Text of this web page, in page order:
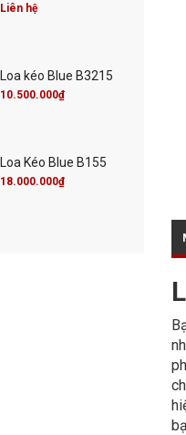
Liên hệ
Loa kéo Blue B3215
10.500.000₫
Loa Kéo Blue B155
18.000.000₫